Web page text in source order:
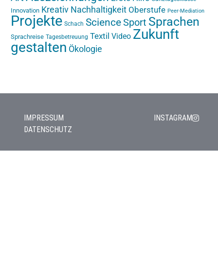
Innovation Kreativ Nachhaltigkeit Oberstufe Peer-Mediation
Projekte Schach ScienceSport Sprachen
Sprachreise Tagesbetreuung Textil Video Zukunft
gestalten Ökologie
IMPRESSUM
DATENSCHUTZ
INSTAGRAM